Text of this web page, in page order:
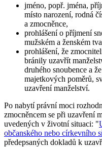
jméno, popř. jména,
místo narození, rodná
a zmocněnce,
prohlášení o příjmení
mužském a ženském
prohlášení, že
bránily uzavřít
druhého snoubence a
majetkových poměrů,
uzavření manželství.
Po nabytí právní moci
zmocněncem se při uzavření
uvedených v životní situaci: "
občanského nebo církevního
předepsaných dokladů k